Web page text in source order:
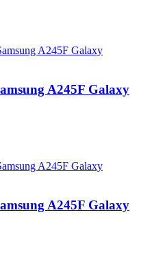
A245F Galaxy
A245F Galaxy